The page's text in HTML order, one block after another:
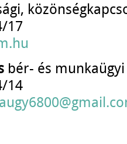
17
bér- és
14